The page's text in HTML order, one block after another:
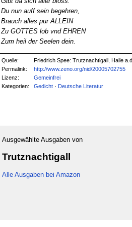
Du nun auff sein begehren,
Brauch alles pur ALLEIN
Zu GOTTES lob vnd EHREN
Zum heil der Seelen dein.
Quelle:
Friedrich Spee: Trutznachtigall, Halle
Permalink:
http://www.zeno.org/nid/20005702755
Lizenz:
Gemeinfrei
Kategorien:
Gedicht · Deutsche Literatur
Ausgewählte Ausgaben von
Trutznachtigall
Alle Ausgaben bei Amazon